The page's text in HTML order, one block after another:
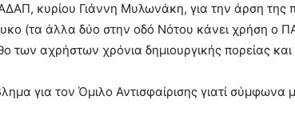
κυρίου Γιάννη Μυλωνάκη, για την άρση της
(τα άλλα δύο στην οδό Νότου κάνει χρήση ο
των αχρήστων χρόνια δημιουργικής πορείας
για τον Όμιλο Αντισφαίρισης γιατί